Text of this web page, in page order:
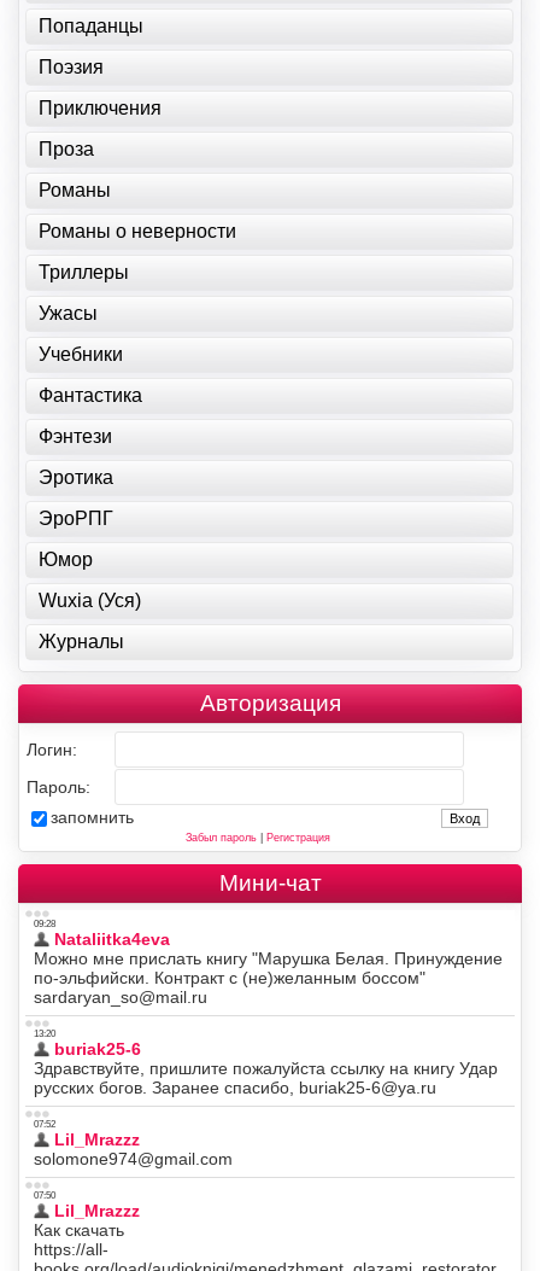
Попаданцы
Поэзия
Приключения
Проза
Романы
Романы о неверности
Триллеры
Ужасы
Учебники
Фантастика
Фэнтези
Эротика
ЭроРПГ
Юмор
Wuxia (Уся)
Журналы
Авторизация
Логин:
Пароль:
запомнить
Забыл пароль| Регистрация
Мини-чат